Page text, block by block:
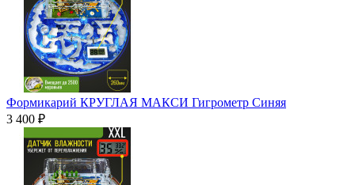
Формикарий КРУГЛАЯ МАКСИ Гигрометр Синяя
3 400 ₽